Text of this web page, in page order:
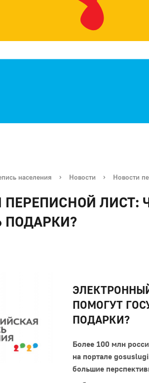
населения › Новости › Новости
ЛИСТ:
ПОДАРКИ?
ПОМОГУТ
ПОДАРКИ?
Более 100 млн
на портале
большие